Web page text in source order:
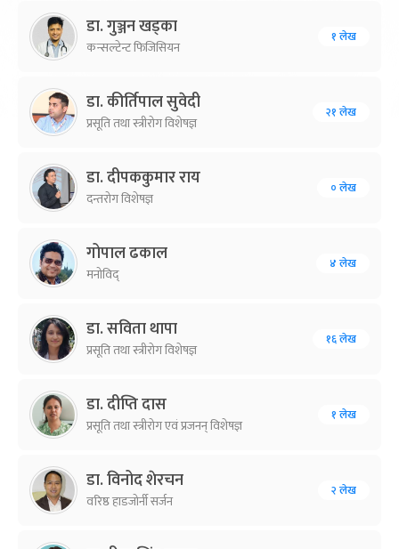
डा. गुञ्जन खड्का
कन्सल्टेन्ट फिजिसियन
१ लेख
डा. कीर्तिपाल सुवेदी
प्रसूति तथा स्त्रीरोग विशेषज्ञ
२१ लेख
डा. दीपककुमार राय
दन्तरोग विशेषज्ञ
० लेख
गोपाल ढकाल
मनोविद्
४ लेख
डा. सविता थापा
प्रसूति तथा स्त्रीरोग विशेषज्ञ
१६ लेख
डा. दीप्ति दास
प्रसूति तथा स्त्रीरोग एवं प्रजनन् विशेषज्ञ
१ लेख
डा. विनोद शेरचन
वरिष्ठ हाडजोर्नी सर्जन
२ लेख